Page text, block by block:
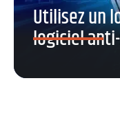
Utilisez un
logiciel